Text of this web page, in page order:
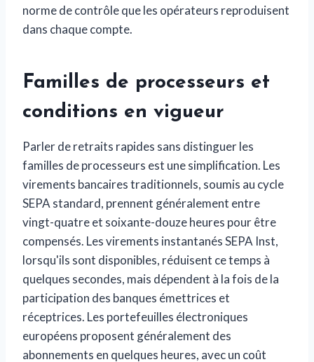
norme de contrôle que les opérateurs reproduisent
dans chaque compte.
Familles de processeurs et
conditions en vigueur
Parler de retraits rapides sans distinguer les
familles de processeurs est une simplification. Les
virements bancaires traditionnels, soumis au cycle
SEPA standard, prennent généralement entre
vingt-quatre et soixante-douze heures pour être
compensés. Les virements instantanés SEPA Inst,
lorsqu'ils sont disponibles, réduisent ce temps à
quelques secondes, mais dépendent à la fois de la
participation des banques émettrices et
réceptrices. Les portefeuilles électroniques
européens proposent généralement des
abonnements en quelques heures, avec un coût